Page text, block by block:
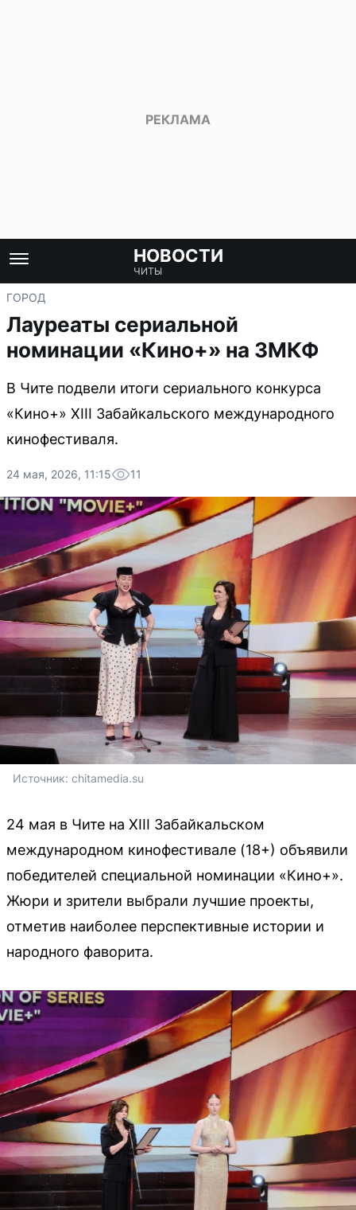
НОВОСТИ
ЧИТЫ
ГОРОД
Лауреаты сериальной
номинации «Кино+» на ЗМКФ
В Чите подвели итоги сериального конкурса
«Кино+» XIII Забайкальского международного
кинофестиваля.
24 мая, 2026, 11:15 11
Источник: chitamedia.su
24 мая в Чите на XIII Забайкальском
международном кинофестивале (18+) объявили
победителей специальной номинации «Кино+».
Жюри и зрители выбрали лучшие проекты,
отметив наиболее перспективные истории и
народного фаворита.